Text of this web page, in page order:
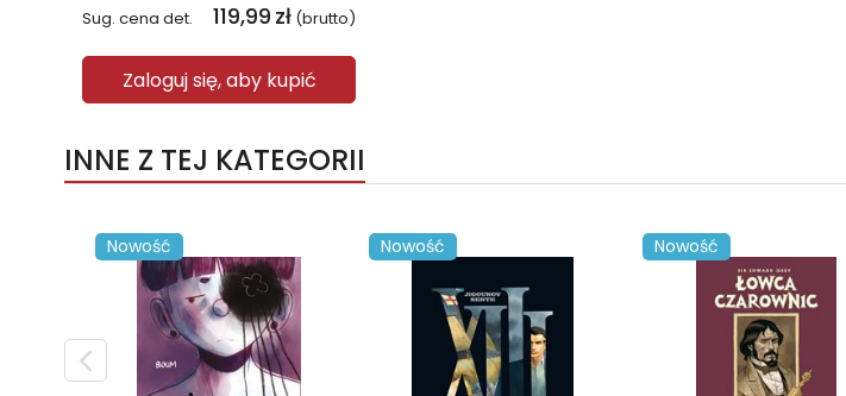
Sug. cena det. 119,99 zł (brutto)
Zaloguj się, aby kupić
INNE Z TEJ KATEGORII
Nowość Nowość Nowość